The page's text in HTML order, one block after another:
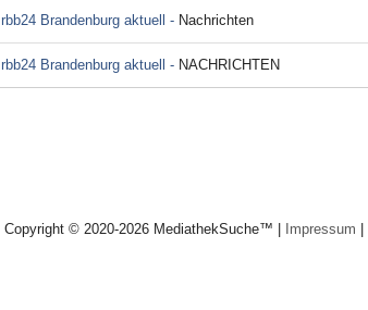
rbb24 Brandenburg aktuell - Nachrichten
rbb24 Brandenburg aktuell - NACHRICHTEN
Copyright © 2020-2026 MediathekSuche™ | Impressum |